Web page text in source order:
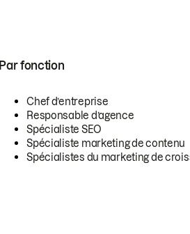
Par fonction
Chef d’entreprise
Responsable d’agence
Spécialiste SEO
Spécialiste marketing de contenu
Spécialistes du marketing de